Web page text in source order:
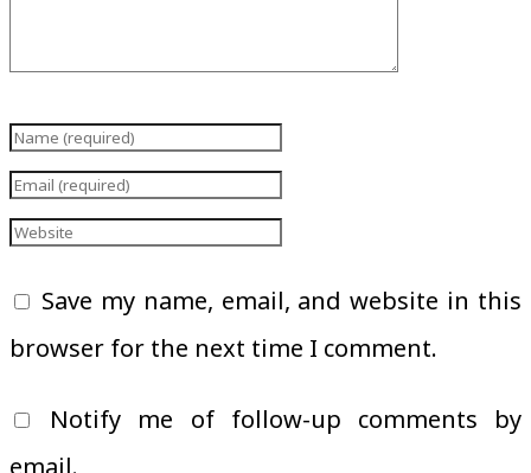
Save my name, email, and website in this
browser for the next time I comment.
Notify me of follow-up comments by
email.